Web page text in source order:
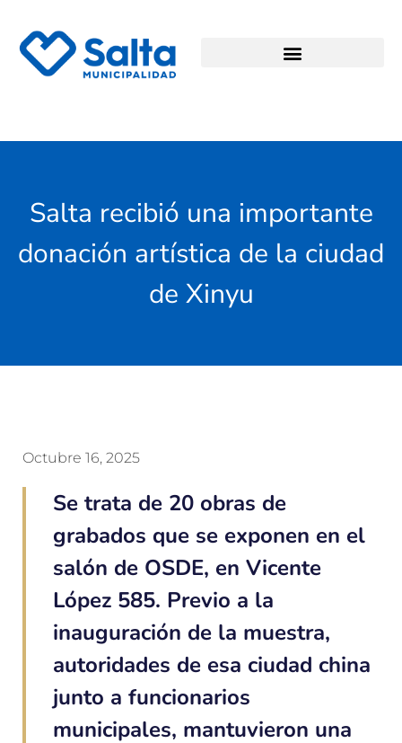
Salta recibió una importante
donación artística de la ciudad
de Xinyu
Octubre 16, 2025
Se trata de 20 obras de
grabados que se exponen en el
salón de OSDE, en Vicente
López 585. Previo a la
inauguración de la muestra,
autoridades de esa ciudad china
junto a funcionarios
municipales, mantuvieron una